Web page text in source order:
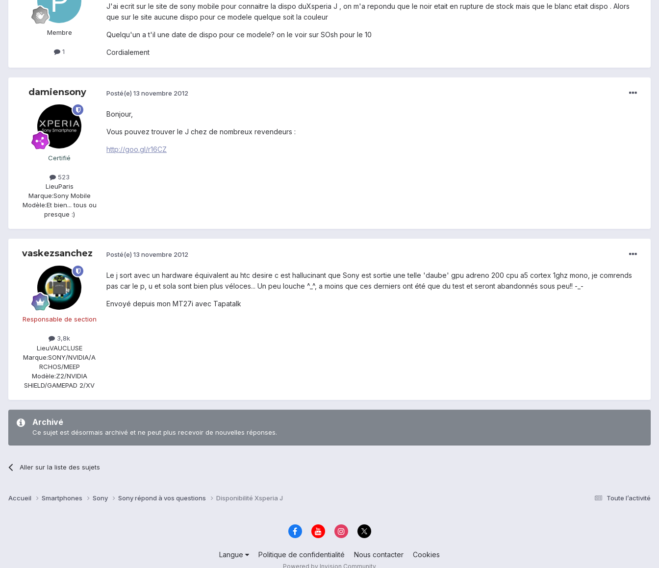
Membre
1
J'ai ecrit sur le site de sony mobile pour connaitre la dispo duXsperia J , on m'a repondu que le noir etait en rupture de stock mais que le blanc etait dispo . Alors
que sur le site aucune dispo pour ce modele quelque soit la couleur
Quelqu'un a t'il une date de dispo pour ce modele? on le voir sur SOsh pour le 10
Cordialement
damiensony
Certifié
523
LieuParis
Marque:Sony Mobile
Modèle:Et bien... tous ou
presque :)
Posté(e) 13 novembre 2012
Bonjour,
Vous pouvez trouver le J chez de nombreux revendeurs :
http://goo.gl/r16CZ
vaskezsanchez
Responsable de section
3,8k
LieuVAUCLUSE
Marque:SONY/NVIDIA/A
RCHOS/MEEP
Modèle:Z2/NVIDIA
SHIELD/GAMEPAD 2/XV
Posté(e) 13 novembre 2012
Le j sort avec un hardware équivalent au htc desire c est hallucinant que Sony est sortie une telle 'daube' gpu adreno 200 cpu a5 cortex 1ghz mono, je comrends
pas car le p, u et sola sont bien plus véloces... Un peu louche ^_^, a moins que ces derniers ont été que du test et seront abandonnés sous peu!! -_-
Envoyé depuis mon MT27i avec Tapatalk
Archivé
Ce sujet est désormais archivé et ne peut plus recevoir de nouvelles réponses.
Aller sur la liste des sujets
Toute l’activité
Accueil Smartphones Sony Sony répond à vos questions Disponibilité Xsperia J
Langue Politique de confidentialité Nous contacter Cookies
Powered by Invision Community